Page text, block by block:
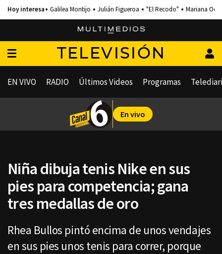
Galilea Montijo Julián Figueroa "El Recodo" Mariana
TELEVISIÓN
EN VIVO RADIO Últimos Videos Programas
En vivo
Niña dibuja tenis Nike en sus
pies para competencia; gana
tres medallas de oro
Rhea Bullos pintó encima de unos vendajes
en sus pies unos tenis para correr, porque